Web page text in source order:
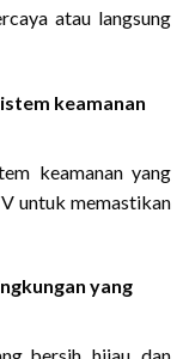
atau langsung
keamanan
keamanan yang
untuk memastikan
yang